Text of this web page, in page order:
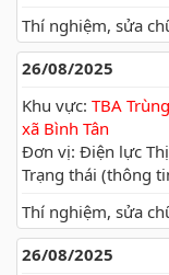
Thí nghiệm, sửa
26/08/2025
Khu vực: TBA
xã Bình Tân
Đơn vị: Điện lực
Trạng thái (thông
Thí nghiệm, sửa
26/08/2025